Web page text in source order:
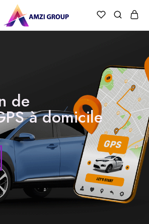
de
à domicile